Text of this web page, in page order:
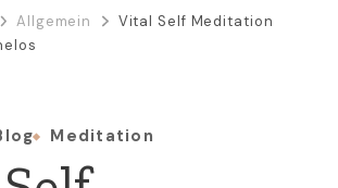
Allgemein
Vital Self Meditation
Meditation